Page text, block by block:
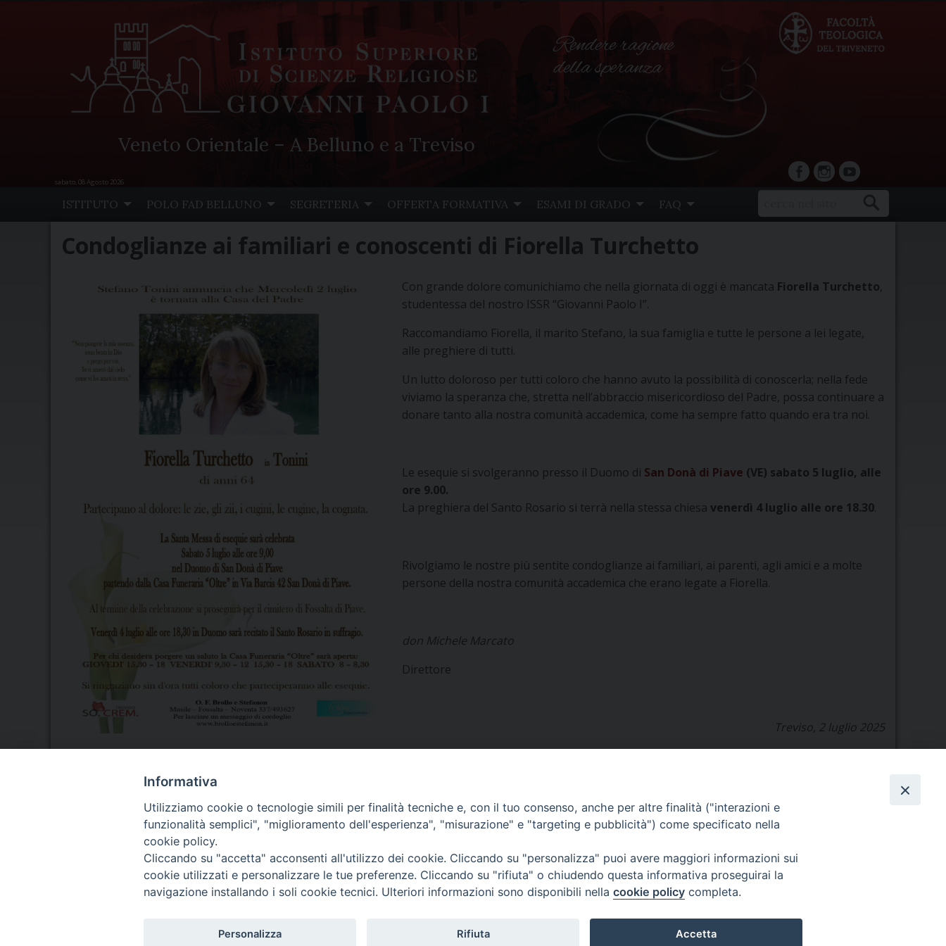
Veneto Orientale – A Belluno e a Treviso
Rendere ragione
della speranza
facebookInstagram
YouTube
sabato, 08 Agosto 2026
ISTITUTO POLO FAD BELLUNO SEGRETERIA OFFERTA FORMATIVA ESAMI DI GRADO FAQ
Condoglianze ai familiari e conoscenti di Fiorella Turchetto
Con grande dolore comunichiamo che nella giornata di oggi è mancata Fiorella Turchetto,
studentessa del nostro ISSR “Giovanni Paolo I”.
Raccomandiamo Fiorella, il marito Stefano, la sua famiglia e tutte le persone a lei legate,
alle preghiere di tutti.
Un lutto doloroso per tutti coloro che hanno avuto la possibilità di conoscerla; nella fede
viviamo la speranza che, stretta nell’abbraccio misericordioso del Padre, possa continuare a
donare tanto alla nostra comunità accademica, come ha sempre fatto quando era tra noi.
Le esequie si svolgeranno presso il Duomo di San Donà di Piave (VE) sabato 5 luglio, alle
ore 9.00.
La preghiera del Santo Rosario si terrà nella stessa chiesa venerdì 4 luglio alle ore 18.30.
Rivolgiamo le nostre più sentite condoglianze ai familiari, ai parenti, agli amici e a molte
persone della nostra comunità accademica che erano legate a Fiorella.
don Michele Marcato
Direttore
Treviso, 2 luglio 2025
Seminario Vescovile di Treviso
p.tta Benedetto XI, 2
Veneto Orientale – A Belluno e a Treviso
Informativa
Utilizziamo cookie o tecnologie simili per finalità tecniche e, con il tuo consenso, anche per altre finalità ("interazioni e
funzionalità semplici", "miglioramento dell'esperienza", "misurazione" e "targeting e pubblicità") come specificato nella
cookie policy.
Cliccando su "accetta" acconsenti all'utilizzo dei cookie. Cliccando su "personalizza" puoi avere maggiori informazioni sui
cookie utilizzati e personalizzare le tue preferenze. Cliccando su "rifiuta" o chiudendo questa informativa proseguirai la
navigazione installando i soli cookie tecnici. Ulteriori informazioni sono disponibili nella cookie policy completa.
Personalizza Rifiuta Accetta